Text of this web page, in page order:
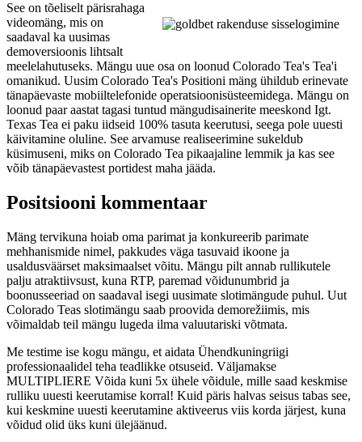
See on tõeliselt pärisrahaga
videomäng, mis on
saadaval ka uusimas
demoversioonis lihtsalt
meelelahutuseks. Mängu uue osa on loonud Colorado Tea's Tea'i
omanikud. Uusim Colorado Tea's Positioni mäng ühildub erinevate
tänapäevaste mobiiltelefonide operatsioonisüsteemidega. Mängu on
loonud paar aastat tagasi tuntud mängudisainerite meeskond Igt.
Texas Tea ei paku iidseid 100% tasuta keerutusi, seega pole uuesti
käivitamine oluline. See arvamuse realiseerimine sukeldub
küsimuseni, miks on Colorado Tea pikaajaline lemmik ja kas see
võib tänapäevastest portidest maha jääda.
Positsiooni kommentaar
Mäng tervikuna hoiab oma parimat ja konkureerib parimate
mehhanismide nimel, pakkudes väga tasuvaid ikoone ja
usaldusväärset maksimaalset võitu. Mängu pilt annab rullikutele
palju atraktiivsust, kuna RTP, paremad võidunumbrid ja
boonusseeriad on saadaval isegi uusimate slotimängude puhul. Uut
Colorado Teas slotimängu saab proovida demorežiimis, mis
võimaldab teil mängu lugeda ilma valuutariski võtmata.
Me testime ise kogu mängu, et aidata Ühendkuningriigi
professionaalidel teha teadlikke otsuseid. Väljamakse
MULTIPLIERE Võida kuni 5x ühele võidule, mille saad keskmise
rulliku uuesti keerutamise korral! Kuid päris halvas seisus tabas see,
kui keskmine uuesti keerutamine aktiveerus viis korda järjest, kuna
võidud olid üks kuni ülejäänud.